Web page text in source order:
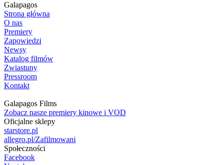
Galapagos
Strona główna
O nas
Premiery
Zapowiedzi
Newsy
Katalog filmów
Zwiastuny
Pressroom
Kontakt
Galapagos Films
Zobacz nasze premiery kinowe i VOD
Oficjalne sklepy
starstore.pl
allegro.pl/Zafilmowani
Społeczności
Facebook